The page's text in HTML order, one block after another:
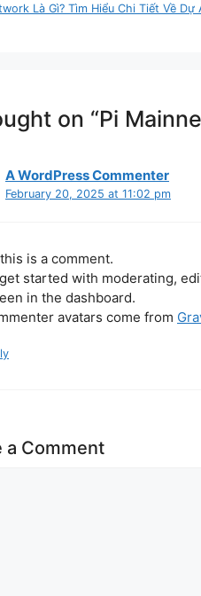
Là Gì? Tìm Hiểu Chi Tiết Về Dự
on “Pi
A WordPress Commenter
February 20, 2025 at 11:02 pm
is a comment.
started with moderating,
in the dashboard.
avatars come from
a Comment